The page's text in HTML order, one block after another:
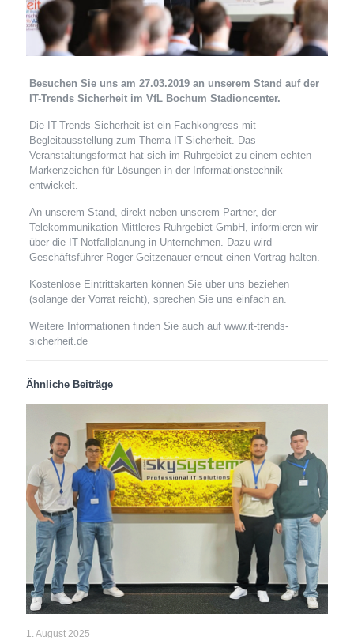
Besuchen Sie uns am 27.03.2019 an unserem Stand auf der
IT-Trends Sicherheit im VfL Bochum Stadioncenter.
Die IT-Trends-Sicherheit ist ein Fachkongress mit
Begleitausstellung zum Thema IT-Sicherheit. Das
Veranstaltungsformat hat sich im Ruhrgebiet zu einem echten
Markenzeichen für Lösungen in der Informationstechnik
entwickelt.
An unserem Stand, direkt neben unserem Partner, der
Telekommunikation Mittleres Ruhrgebiet GmbH, informieren wir
über die IT-Notfallplanung in Unternehmen. Dazu wird
Geschäftsführer Roger Geitzenauer erneut einen Vortrag halten.
Kostenlose Eintrittskarten können Sie über uns beziehen
(solange der Vorrat reicht), sprechen Sie uns einfach an.
Weitere Informationen finden Sie auch auf www.it-trends-
sicherheit.de
Ähnliche Beiträge
1. August 2025